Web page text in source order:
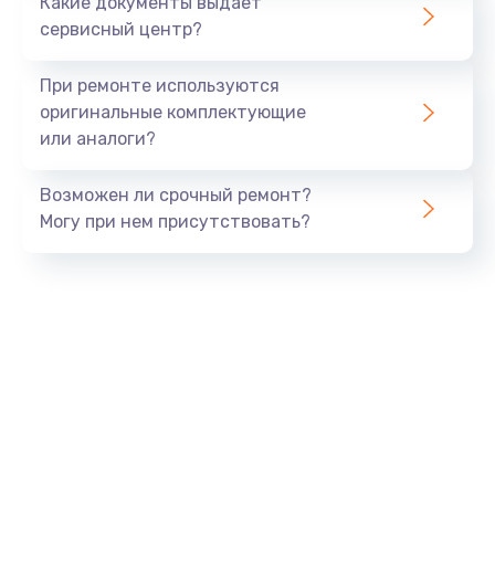
сервисный центр?
При ремонте используются
оригинальные комплектующие
или аналоги?
Возможен ли срочный ремонт?
Могу при нем присутствовать?